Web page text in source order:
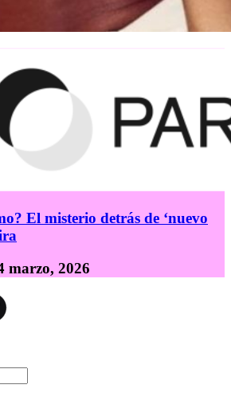
El misterio detrás de ‘nuevo
marzo, 2026